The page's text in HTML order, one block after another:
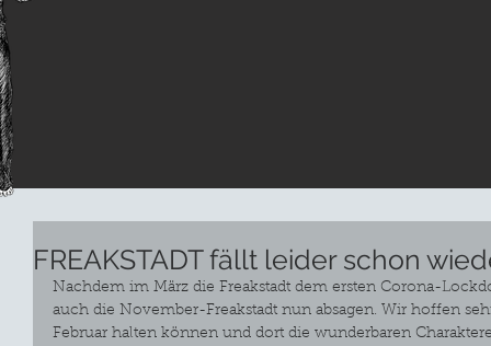
FREAKSTADT fällt leider schon
Nachdem im März die Freakstadt dem ersten Corona-
auch die November-Freakstadt nun absagen. Wir hoffen
Februar halten können und dort die wunderbaren